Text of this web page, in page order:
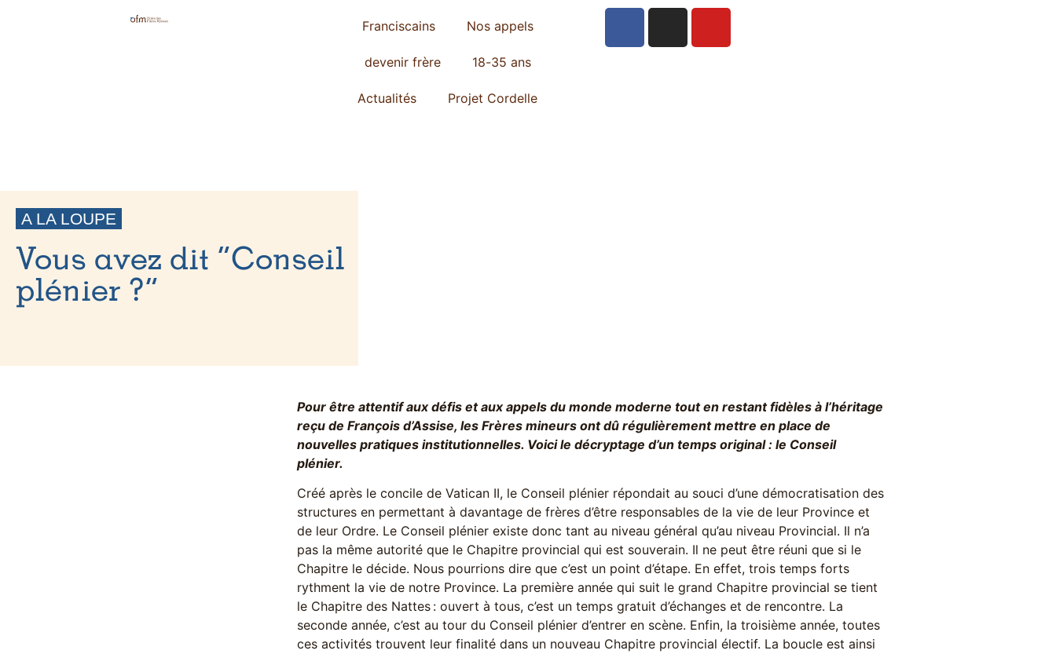
Franciscains Nos appels
devenir frère 18-35 ans
Actualités Projet Cordelle
A LA LOUPE
Vous avez dit “Conseil
plénier ?”
Pour être attentif aux défis et aux appels du monde moderne tout en restant fidèles à l’héritage
reçu de François d’Assise, les Frères mineurs ont dû régulièrement mettre en place de
nouvelles pratiques institutionnelles. Voici le décryptage d’un temps original : le Conseil
plénier.
Créé après le concile de Vatican II, le Conseil plénier répondait au souci d’une démocratisation des
structures en permettant à davantage de frères d’être responsables de la vie de leur Province et
de leur Ordre. Le Conseil plénier existe donc tant au niveau général qu’au niveau Provincial. Il n’a
pas la même autorité que le Chapitre provincial qui est souverain. Il ne peut être réuni que si le
Chapitre le décide. Nous pourrions dire que c’est un point d’étape. En effet, trois temps forts
rythment la vie de notre Province. La première année qui suit le grand Chapitre provincial se tient
le Chapitre des Nattes : ouvert à tous, c’est un temps gratuit d’échanges et de rencontre. La
seconde année, c’est au tour du Conseil plénier d’entrer en scène. Enfin, la troisième année, toutes
ces activités trouvent leur finalité dans un nouveau Chapitre provincial électif. La boucle est ainsi